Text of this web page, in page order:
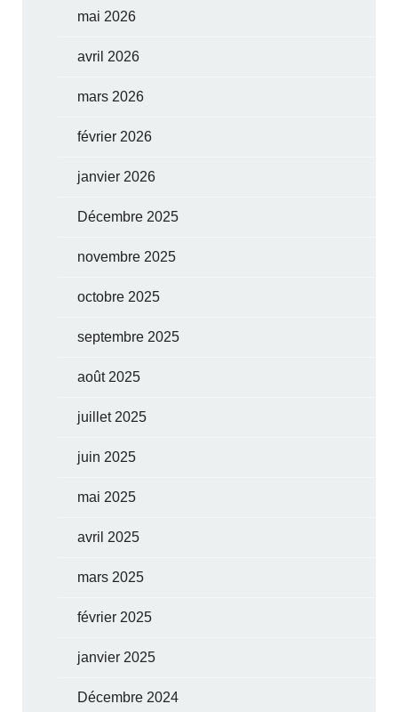
mai 2026
avril 2026
mars 2026
février 2026
janvier 2026
Décembre 2025
novembre 2025
octobre 2025
septembre 2025
août 2025
juillet 2025
juin 2025
mai 2025
avril 2025
mars 2025
février 2025
janvier 2025
Décembre 2024